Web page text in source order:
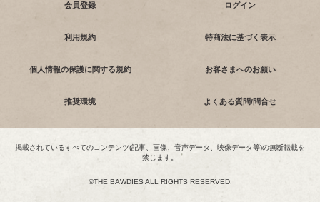
会員登録 ログイン
利用規約 特商法に基づく表示
個人情報の保護に関する規約 お客さまへのお願い
推奨環境 よくある質問/問合せ
掲載されているすべてのコンテンツ(記事、画像、音声データ、映像データ等)の無断転載を
禁じます。
©THE BAWDIES ALL RIGHTS RESERVED.